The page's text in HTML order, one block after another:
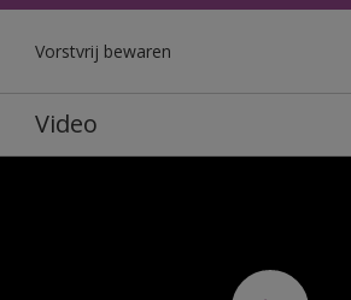
Vorstvrij bewaren
Video